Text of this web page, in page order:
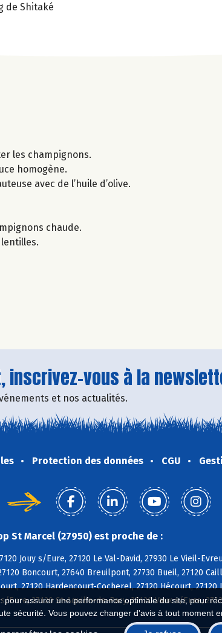
assurer une performance optimale du site, pour
sécurité. Vous pouvez changer d'avis à tout moment
de Shitaké
les champignons.
homogène.
avec de l’huile d’olive.
chaude.
inscrivez-vous à la
et nos actualités.
Protection des données CGU
St Marcel (27950) est proche de :
Jouy s/Eure, 27120 Le Val-David, 27930 Le Vieil-
Boncourt, 27640 Breuilpont, 27730 Bueil, 27120
27120 Hardencourt-Cocherel, 27120 Hécourt,
Eure, 27120 St-Aquilin-de-Pacy, 27120 Vaux s/Eure,